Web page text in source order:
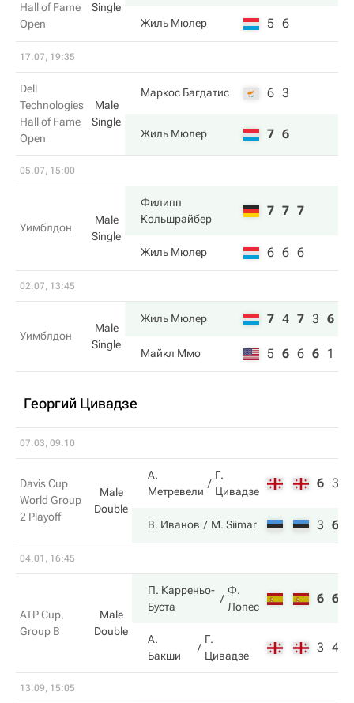
Hall of Fame
Open
Single
Жиль Мюлер 5 6
17.07, 19:35
Dell
Technologies
Hall of Fame
Open
Male
Single
Маркос Багдатис 6 3
Жиль Мюлер 7 6
05.07, 15:00
Уимблдон
Male
Single
Филипп
Кольшрайбер
7 7 7
Жиль Мюлер 6 6 6
02.07, 13:45
Уимблдон
Male
Single
Жиль Мюлер 7 4 7 3 6
Майкл Ммо 5 6 6 6 1
Георгий Цивадзе
07.03, 09:10
Davis Cup
World Group
2 Playoff
Male
Double
А.
Метревели
Г.
Цивадзе
6 3
В. Иванов M. Siimar 3 6
04.01, 16:45
ATP Cup,
Group B
Male
Double
П. Карреньо-
Буста
Ф.
Лопес
6 6
А.
Бакши
Г.
Цивадзе
3 4
13.09, 15:05